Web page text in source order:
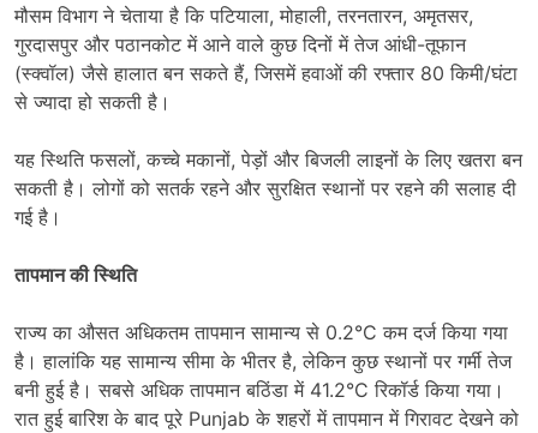
मौसम विभाग ने चेताया है कि पटियाला, मोहाली, तरनतारन, अमृतसर,
गुरदासपुर और पठानकोट में आने वाले कुछ दिनों में तेज आंधी-तूफान
(स्क्वॉल) जैसे हालात बन सकते हैं, जिसमें हवाओं की रफ्तार 80 किमी/घंटा
से ज्यादा हो सकती है।
यह स्थिति फसलों, कच्चे मकानों, पेड़ों और बिजली लाइनों के लिए खतरा बन
सकती है। लोगों को सतर्क रहने और सुरक्षित स्थानों पर रहने की सलाह दी
गई है।
तापमान की स्थिति
राज्य का औसत अधिकतम तापमान सामान्य से 0.2°C कम दर्ज किया गया
है। हालांकि यह सामान्य सीमा के भीतर है, लेकिन कुछ स्थानों पर गर्मी तेज
बनी हुई है। सबसे अधिक तापमान बठिंडा में 41.2°C रिकॉर्ड किया गया।
रात हुई बारिश के बाद पूरे Punjab के शहरों में तापमान में गिरावट देखने को